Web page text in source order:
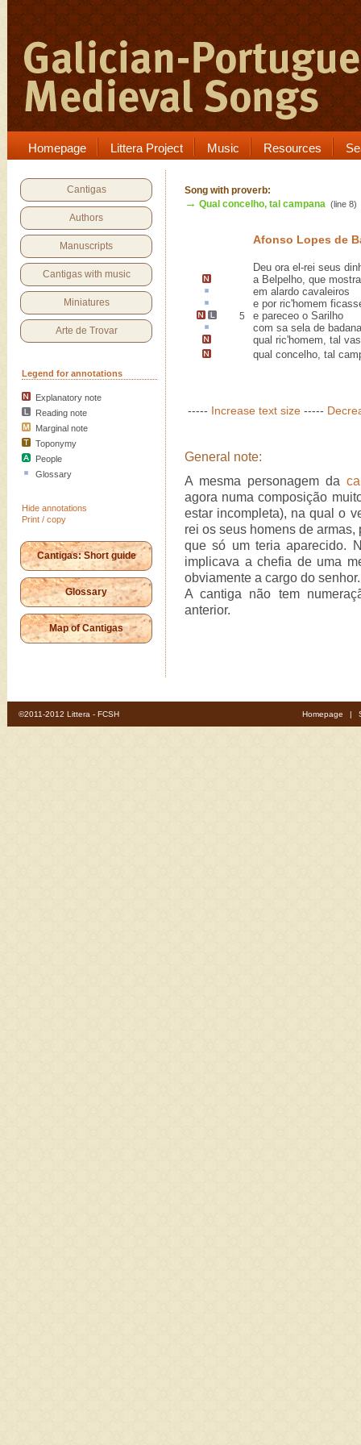
Homepage Littera Project Music Resources
Cantigas
Authors
Manuscripts
Cantigas with music
Miniatures
Arte de Trovar
Legend for annotations
Explanatory note
Reading note
Marginal note
Toponymy
People
Glossary
Hide annotations
Print / copy
Cantigas: Short guide
Glossary
Map of Cantigas
Song with proverb:
→ Qual concelho, tal campana (line 8)
Afonso Lopes de
Deu ora el-rei seus
a Belpelho, que
em alardo cavaleiros
e por ric'homem
5 e pareceo o Sarilho
com sa sela de badana
qual ric'homem, tal
qual concelho, tal
----- Increase text size -----
General note:
A mesma personagem da
agora numa composição
estar incompleta), na qual o
rei os seus homens de
que só um teria aparecido.
implicava a chefia de uma
obviamente a cargo do senhor.
A cantiga não tem
anterior.
©2011-2012 Littera - FCSH Homepage |